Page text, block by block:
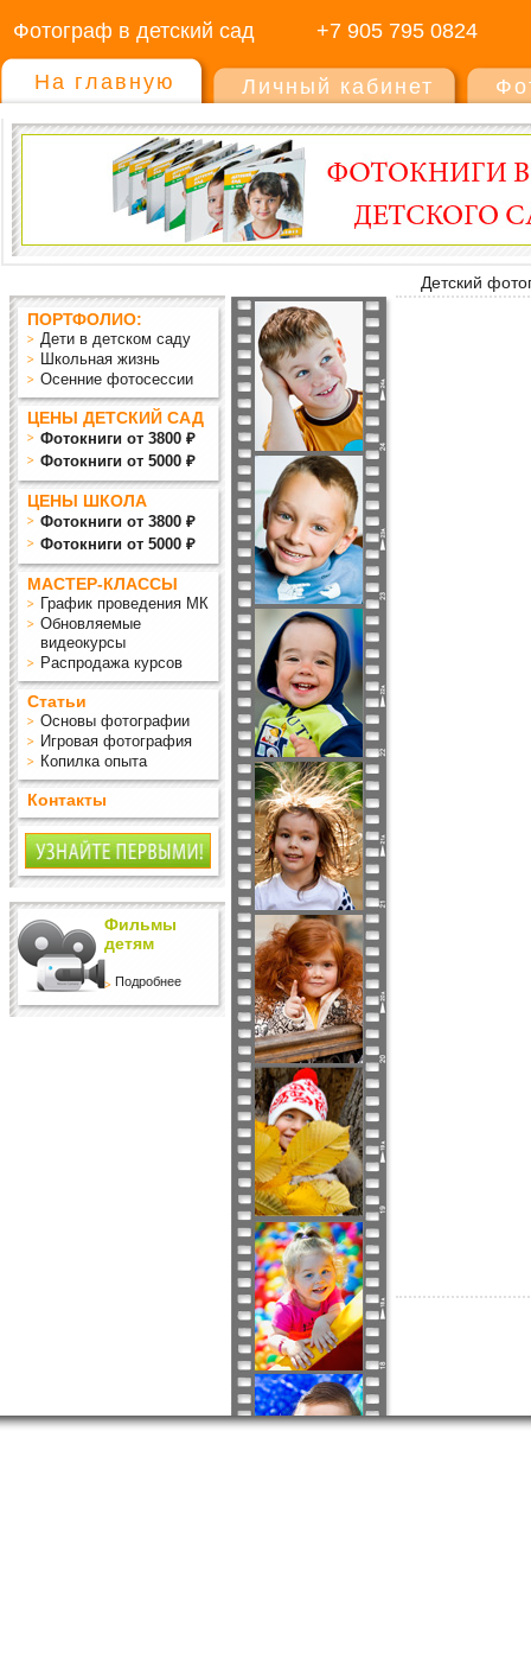
Фотограф в детский сад +7 905 795 0824
На главную Личный кабинет
Детский
ПОРТФОЛИО:
Дети в детском саду
Школьная жизнь
Осенние фотосессии
ЦЕНЫ ДЕТСКИЙ САД
Фотокниги от 3800 ₽
Фотокниги от 5000 ₽
ЦЕНЫ ШКОЛА
Фотокниги от 3800 ₽
Фотокниги от 5000 ₽
МАСТЕР-КЛАССЫ
График проведения МК
Обновляемые
видеокурсы
Распродажа курсов
Статьи
Основы фотографии
Игровая фотография
Копилка опыта
Контакты
Фильмы
детям
Подробнее